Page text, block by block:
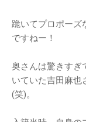
跪いてプロポーズ
ですねー！
奥さんは驚きすぎ
いていた吉田麻也
(笑)。